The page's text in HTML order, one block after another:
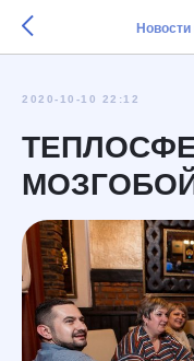
2020-10-10 22:12